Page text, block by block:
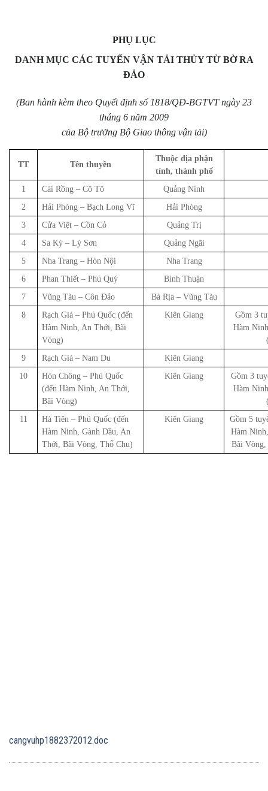
PHỤ LỤC
DANH MỤC CÁC TUYẾN VẬN TẢI THỦY TỪ BỜ RA
ĐẢO
(Ban hành kèm theo Quyết định số 1818/QĐ-BGTVT ngày 23
tháng 6 năm 2009
của Bộ trưởng Bộ Giao thông vận tải)
TT Tên thuyền
Thuộc địa phận
tỉnh, thành phố
1
Cái Rồng – Cô Tô
Quảng Ninh
2
Hải Phòng – Bạch Long Vĩ
Hải Phòng
3
Cửa Việt – Cồn Cỏ
Quảng Trị
4
Sa Kỳ – Lý Sơn
Quảng Ngãi
5
Nha Trang – Hòn Nội
Nha Trang
6
Phan Thiết – Phú Quý
Bình Thuận
7
Vũng Tàu – Côn Đảo
Bà Rịa – Vũng Tàu
8
Rạch Giá – Phú Quốc (đến
Hàm Ninh, An Thới, Bãi
Vòng)
Kiên Giang
Gồm 3
Hàm
9
Rạch Giá – Nam Du
Kiên Giang
10
Hòn Chông – Phú Quốc
(đến Hàm Ninh, An Thới,
Bãi Vòng)
Kiên Giang
Gồm 3
Hàm
11
Hà Tiên – Phú Quốc (đến
Hàm Ninh, Gành Dầu, An
Thới, Bãi Vòng, Thổ Chu)
Kiên Giang
Gồm 5
Hàm
Bãi Vòng,
cangvuhp1882372012.doc